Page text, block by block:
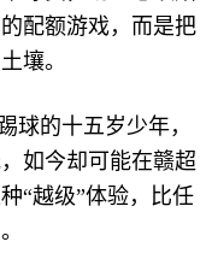
配额游戏，而是把
壤。
球的十五岁少年，
如今却可能在赣超
“越级”体验，比任